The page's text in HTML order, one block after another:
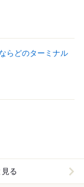
らどのターミナル
る